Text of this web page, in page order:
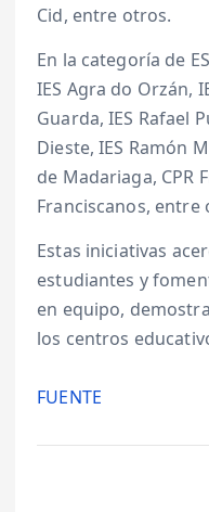
Cid, entre otros.
En la categoría de
IES Agra do Orzán,
Guarda, IES Rafael
Dieste, IES Ramón
de Madariaga, CPR
Franciscanos, entre
Estas iniciativas
estudiantes y
en equipo,
los centros
FUENTE